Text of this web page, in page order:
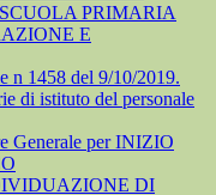
PRIMARIA
E
n 1458 del 9/10/2019.
di istituto del personale
Generale per INIZIO
DI